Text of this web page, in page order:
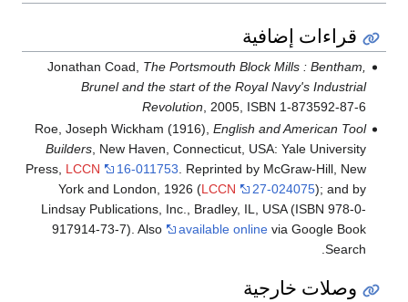
قراءات إضافية
Jonathan Coad, The Portsmouth Block Mills : Bentham,
Brunel and the start of the Royal Navy's Industrial
Revolution, 2005, ISBN 1-873592-87-6
Roe, Joseph Wickham (1916), English and American Tool
Builders, New Haven, Connecticut, USA: Yale University
Press, LCCN 16-011753 . Reprinted by McGraw-Hill, New
York and London, 1926 (LCCN 27-024075); and by
Lindsay Publications, Inc., Bradley, IL, USA (ISBN 978-0-
917914-73-7). Also
available onlinevia Google Book
Search.
وصلات خارجية